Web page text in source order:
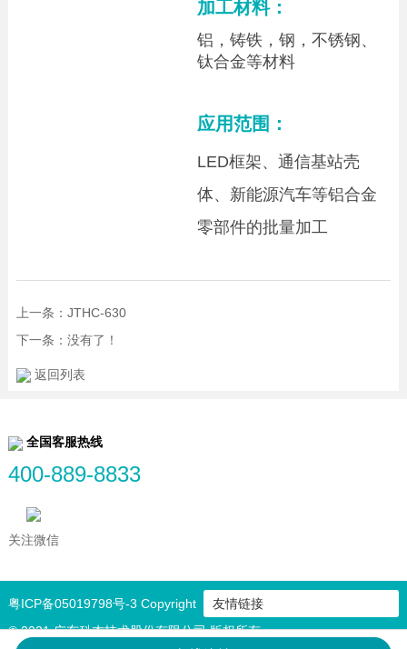
加工材料：
铝， 铸铁，钢，不锈钢、
钛合金等材料
应用范围：
LED框架、通信基站壳
体、新能源汽车等铝合金
零部件的批量加工
上一条：JTHC-630
下一条：没有了！
返回列表
全国客服热线
400-889-8833
关注微信
友情链接
粤ICP备05019798号-3 Copyright
© 2021 广东科杰技术股份有限公司 版权所有